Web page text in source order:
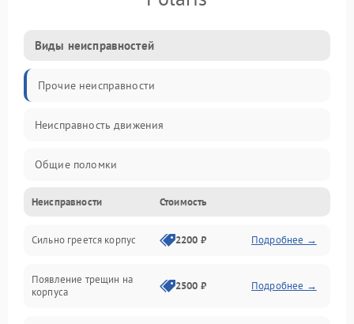
Виды неисправностей
Прочие неисправности
Неисправность движения
Общие поломки
Неисправность датчиков
Неисправность программного обеспечения
Проблемы с сигналом
Неисправности Стоимость
Сильно греется корпус 2200 ₽ Подробнее →
Появление трещин на
корпуса
2500 ₽ Подробнее →